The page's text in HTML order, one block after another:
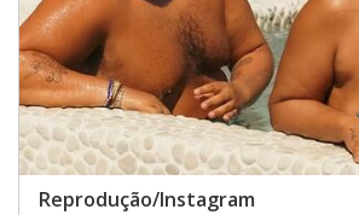
Reprodução/Instagram